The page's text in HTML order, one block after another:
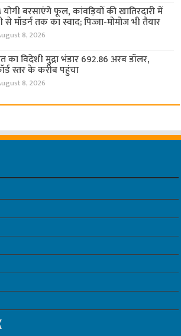
योगी बरसाएंगे फूल, कांवड़ियों की खातिरदारी में
से मॉडर्न तक का स्वाद; पिज्जा-मोमोज भी तैयार
8, 2026
का विदेशी मुद्रा भंडार 692.86 अरब डॉलर,
स्तर के करीब पहुंचा
8, 2026